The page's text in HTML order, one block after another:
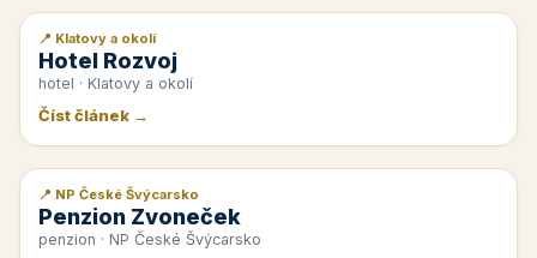
📰 PR článek
📍 Klatovy a okolí
Hotel Rozvoj
hotel · Klatovy a okolí
Číst článek →
📰 PR článek
📍 NP České Švýcarsko
Penzion Zvoneček
penzion · NP České Švýcarsko